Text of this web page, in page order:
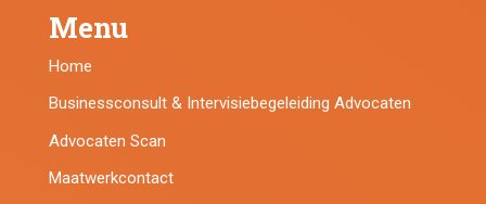
Menu
Home
Businessconsult & Intervisiebegeleiding Advocaten
Advocaten Scan
Maatwerkcontact